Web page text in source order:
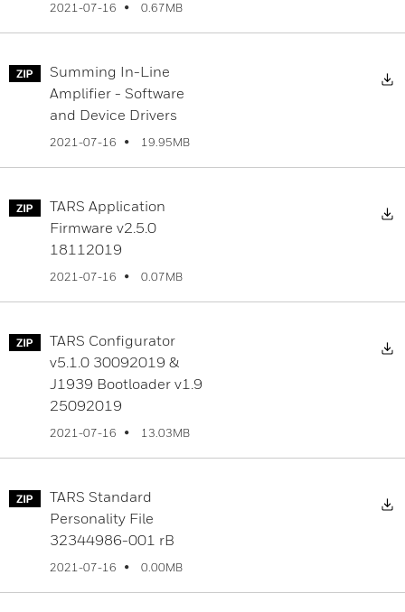
2021-07-16 0.67MB
Summing In-Line
Amplifier - Software
and Device Drivers
2021-07-16 19.95MB
TARS Application
Firmware v2.5.0
18112019
2021-07-16 0.07MB
TARS Configurator
v5.1.0 30092019 &
J1939 Bootloader v1.9
25092019
2021-07-16 13.03MB
TARS Standard
Personality File
32344986-001 rB
2021-07-16 0.00MB